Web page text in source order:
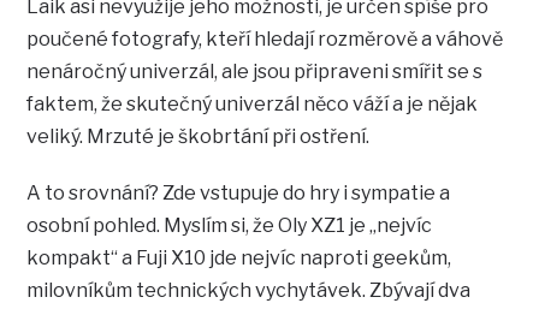
Laik asi nevyužije jeho možnosti, je určen spíše pro
poučené fotografy, kteří hledají rozměrově a váhově
nenáročný univerzál, ale jsou připraveni smířit se s
faktem, že skutečný univerzál něco váží a je nějak
veliký. Mrzuté je škobrtání při ostření.
A to srovnání? Zde vstupuje do hry i sympatie a
osobní pohled. Myslím si, že Oly XZ1 je „nejvíc
kompakt“ a Fuji X10 jde nejvíc naproti geekům,
milovníkům technických vychytávek. Zbývají dva